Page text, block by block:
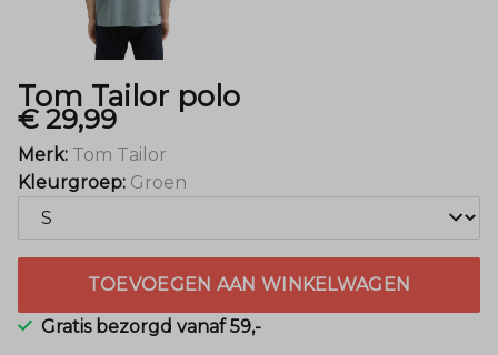
Tom Tailor polo
€ 29,99
Merk: Tom Tailor
Kleurgroep: Groen
TOEVOEGEN AAN WINKELWAGEN
Gratis bezorgd vanaf 59,-